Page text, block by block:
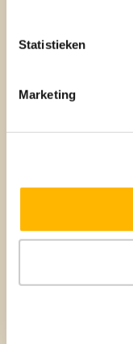
Statistieken
Marketing
In de huidige markt
investeren in
voordelen zijn niet
strekken zich ook
woning aanzienlijk
verbouwing. Het
kunnen bijdragen
helpen met de
aanbieders. Maak